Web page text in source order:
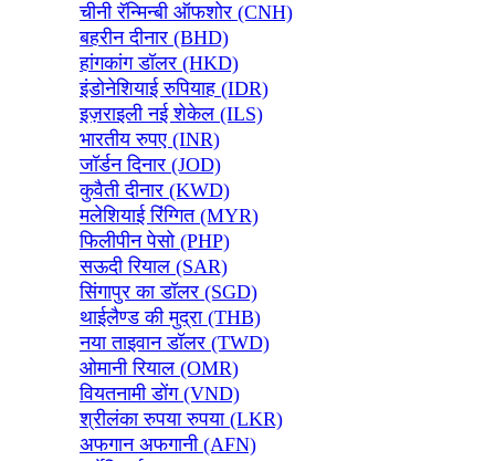
चीनी रॅन्मिन्बी ऑफशोर (CNH)
बहरीन दीनार (BHD)
हांगकांग डॉलर (HKD)
इंडोनेशियाई रुपियाह (IDR)
इज़राइली नई शेकेल (ILS)
भारतीय रुपए (INR)
जॉर्डन दिनार (JOD)
कुवैती दीनार (KWD)
मलेशियाई रिंग्गित (MYR)
फिलीपीन पेसो (PHP)
सऊदी रियाल (SAR)
सिंगापुर का डॉलर (SGD)
थाईलैण्ड की मुद्रा (THB)
नया ताइवान डॉलर (TWD)
ओमानी रियाल (OMR)
वियतनामी डोंग (VND)
श्रीलंका रुपया रुपया (LKR)
अफगान अफगानी (AFN)